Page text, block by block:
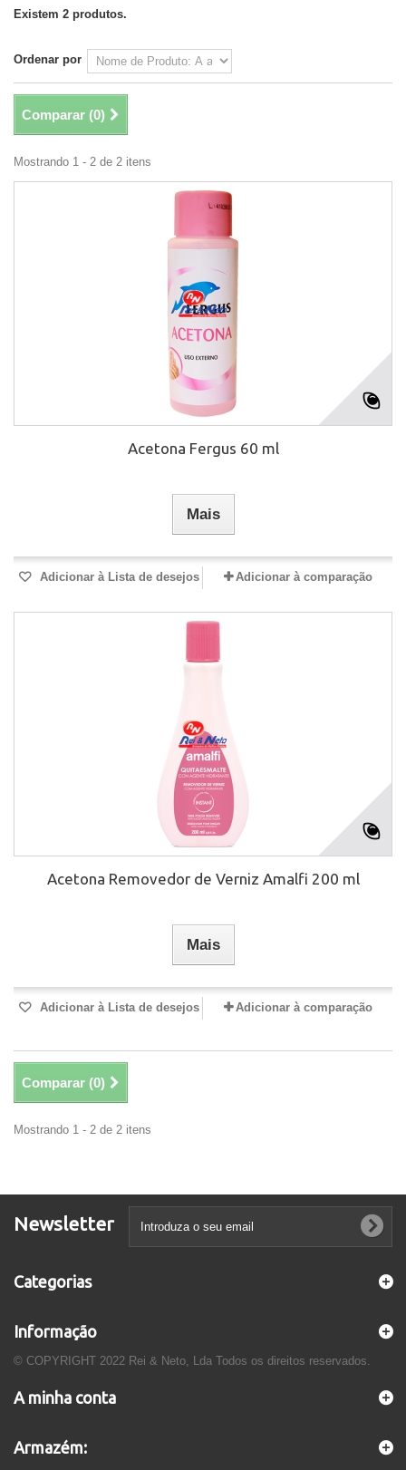
Existem 2 produtos.
Ordenar por
Comparar (0)
Mostrando 1 - 2 de 2 itens
Acetona Fergus 60 ml
Mais
Adicionar à Lista de desejos Adicionar à comparação
Acetona Removedor de Verniz Amalfi 200 ml
Mais
Adicionar à Lista de desejos Adicionar à comparação
Comparar (0)
Mostrando 1 - 2 de 2 itens
Newsletter
Categorias
Informação
© COPYRIGHT 2022 Rei & Neto, Lda Todos os direitos reservados.
A minha conta
Armazém: